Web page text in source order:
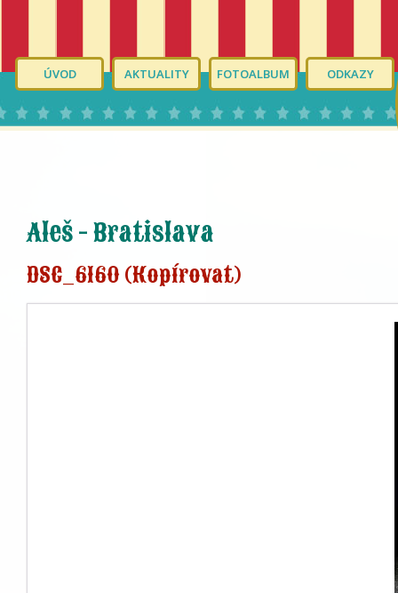
ÚVOD AKTUALITY FOTOALBUM ODKAZY
Aleš - Bratislava
DSC_6160 (Kopírovat)